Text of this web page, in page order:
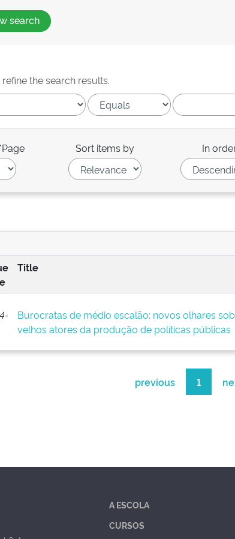
search
the search results.
Sort items by In
Title
Burocratas de médio escalão: novos olhares
velhos atores da produção de políticas públicas
previous 1
A ESCOLA
CURSOS